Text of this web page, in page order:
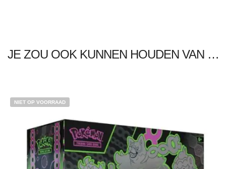
JE ZOU OOK KUNNEN HOUDEN VAN …
NIET OP VOORRAAD